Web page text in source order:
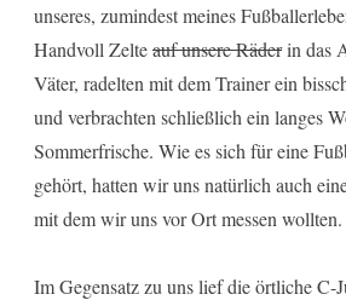
unseres, zumindest meines
Handvoll Zelteauf unsere Räderin das
Väter, radelten mit dem Trainer ein
und verbrachten schließlich ein langes
Sommerfrische. Wie es sich für eine
gehört, hatten wir uns natürlich auch
mit dem wir uns vor Ort messen wollten.
Im Gegensatz zu uns lief die örtliche C-